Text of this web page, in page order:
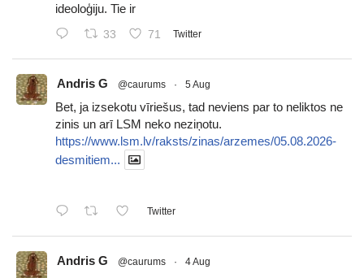
ideoloģiju. Tie ir
33 71 Twitter
Andris G @caurums · 5 Aug
Bet, ja izsekotu vīriešus, tad neviens par to neliktos ne
zinis un arī LSM neko neziņotu.
https://www.lsm.lv/raksts/zinas/arzemes/05.08.2026-
desmitiem...
Twitter
Andris G @caurums · 4 Aug